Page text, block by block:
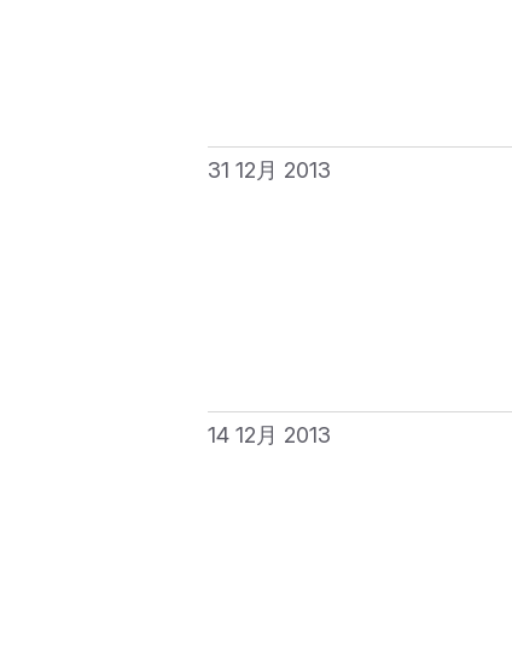
31 12月 2013
14 12月 2013